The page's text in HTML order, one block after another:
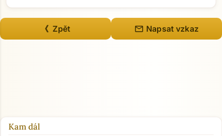
《 Zpět mail Napsat vzkaz
Kam dál